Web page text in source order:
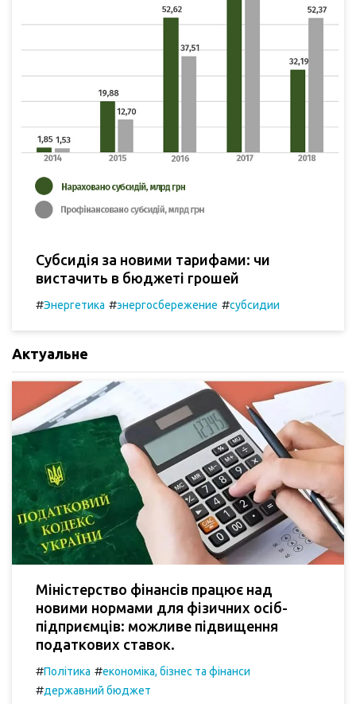
Субсидія за новими тарифами: чи
вистачить в бюджеті грошей
#Энергетика #энергосбережение #субсидии
Актуальне
Міністерство фінансів працює над
новими нормами для фізичних осіб-
підприємців: можливе підвищення
податкових ставок.
#Політика #економіка, бізнес та фінанси
#державний бюджет